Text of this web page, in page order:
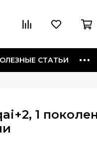
СТАТЬИ
1